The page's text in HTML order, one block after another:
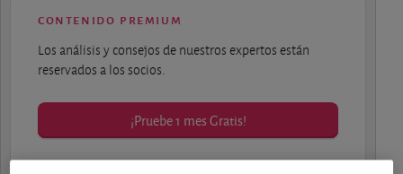
contenido premium
Los análisis y consejos de nuestros expertos están
reservados a los socios.
¡Pruebe 1 mes Gratis!